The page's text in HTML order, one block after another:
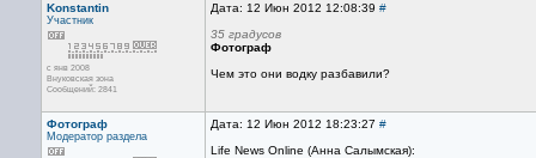
Konstantin
Участник
с янв 2008
Внуковская зона
Сообщений: 2841
Дата: 12 Июн 2012 12:08:39 #
35 градусов
Фотограф
Чем это они водку разбавили?
Фотограф
Модератор раздела
Дата: 12 Июн 2012 18:23:27 #
Life News Online (Анна Салымская):